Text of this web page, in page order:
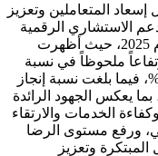
المتعاملين وتعزيز
الاستشاري الرقمية
ومركز الاتصال خلال النصف الأول من عام 2025، حيث أظهرت
ملحوظاً في نسبة
المتعاملين والتي وصلت إلى 96.57%، فيما بلغت نسبة إنجاز
من أول اتصال 97.30%، بما يعكس الجهود الرائدة
الخدمات والارتقاء
ورفع مستوى الرضا
وتعزيز